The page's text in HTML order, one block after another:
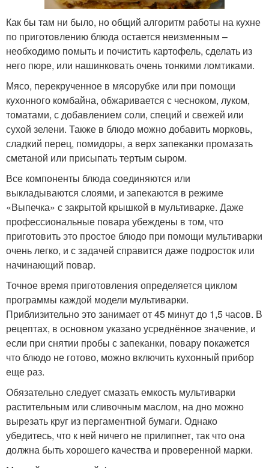
Как бы там ни было, но общий алгоритм работы на кухне
по приготовлению блюда остается неизменным –
необходимо помыть и почистить картофель, сделать из
него пюре, или нашинковать очень тонкими ломтиками.
Мясо, перекрученное в мясорубке или при помощи
кухонного комбайна, обжаривается с чесноком, луком,
томатами, с добавлением соли, специй и свежей или
сухой зелени. Также в блюдо можно добавить морковь,
сладкий перец, помидоры, а верх запеканки промазать
сметаной или присыпать тертым сыром.
Все компоненты блюда соединяются или
выкладываются слоями, и запекаются в режиме
«Выпечка» с закрытой крышкой в мультиварке. Даже
профессиональные повара убеждены в том, что
приготовить это простое блюдо при помощи мультиварки
очень легко, и с задачей справится даже подросток или
начинающий повар.
Точное время приготовления определяется циклом
программы каждой модели мультиварки.
Приблизительно это занимает от 45 минут до 1,5 часов. В
рецептах, в основном указано усреднённое значение, и
если при снятии пробы с запеканки, повару покажется
что блюдо не готово, можно включить кухонный прибор
еще раз.
Обязательно следует смазать емкость мультиварки
растительным или сливочным маслом, на дно можно
вырезать круг из пергаментной бумаги. Однако
убедитесь, что к ней ничего не прилипнет, так что она
должна быть хорошего качества и проверенной марки.